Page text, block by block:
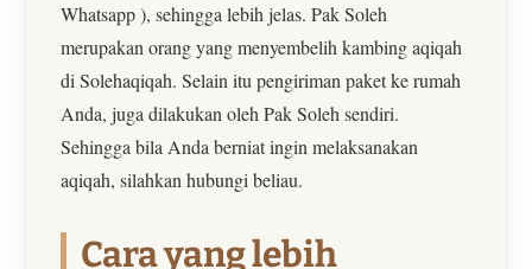
Whatsapp ), sehingga lebih jelas. Pak Soleh
merupakan orang yang menyembelih kambing aqiqah
di Solehaqiqah. Selain itu pengiriman paket ke rumah
Anda, juga dilakukan oleh Pak Soleh sendiri.
Sehingga bila Anda berniat ingin melaksanakan
aqiqah, silahkan hubungi beliau.
Cara yang lebih